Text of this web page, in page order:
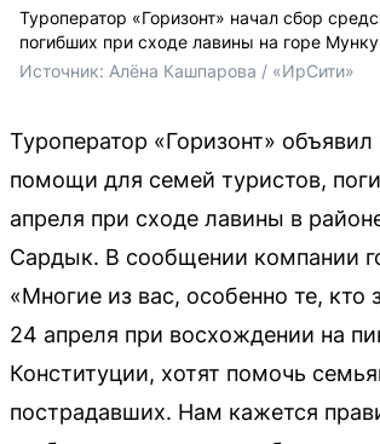
Туроператор «Горизонт» начал сбор
погибших при сходе лавины на горе
Источник: Алёна Кашпарова / «ИрСити»
Туроператор «Горизонт»
помощи для семей туристов,
апреля при сходе лавины в
Сардык. В сообщении компании
«Многие из вас, особенно те, кто
24 апреля при восхождении на
Конституции, хотят помочь
пострадавших. Нам кажется